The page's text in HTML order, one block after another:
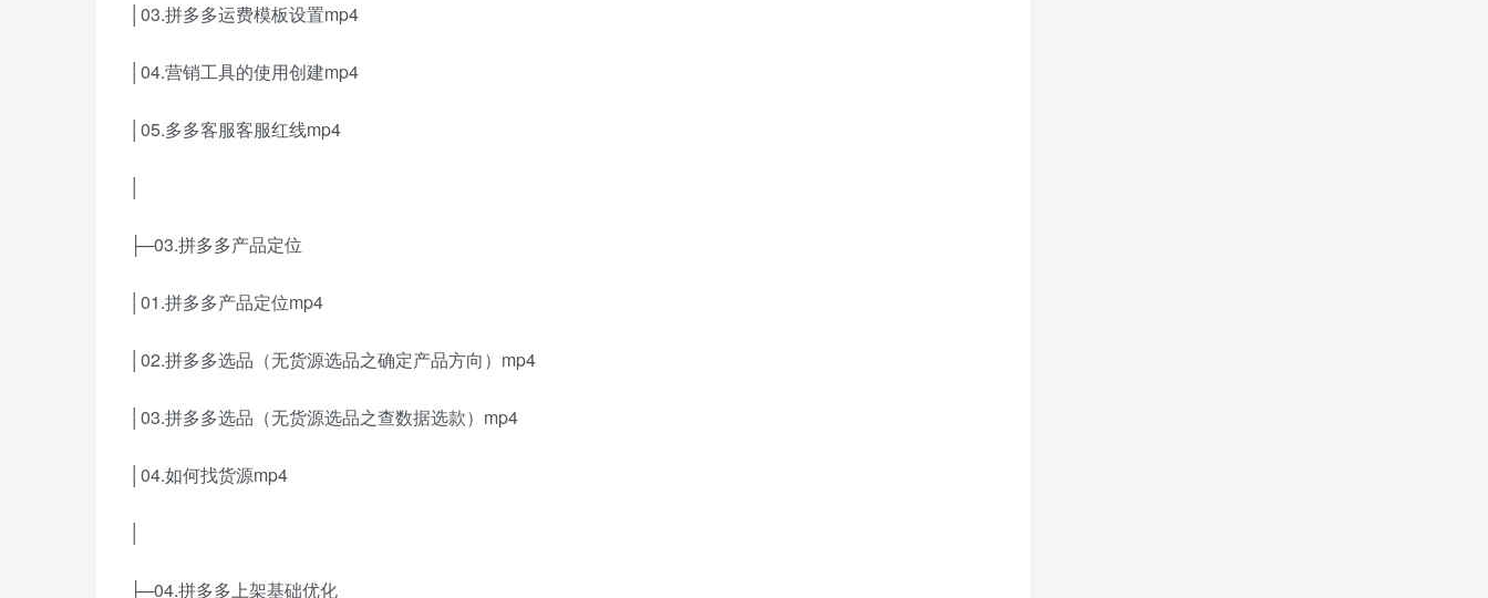
│03.拼多多运费模板设置mp4
│04.营销工具的使用创建mp4
│05.多多客服客服红线mp4
├─03.拼多多产品定位
│01.拼多多产品定位mp4
│02.拼多多选品（无货源选品之确定产品方向）mp4
│03.拼多多选品（无货源选品之查数据选款）mp4
│04.如何找货源mp4
├─04.拼多多上架基础优化